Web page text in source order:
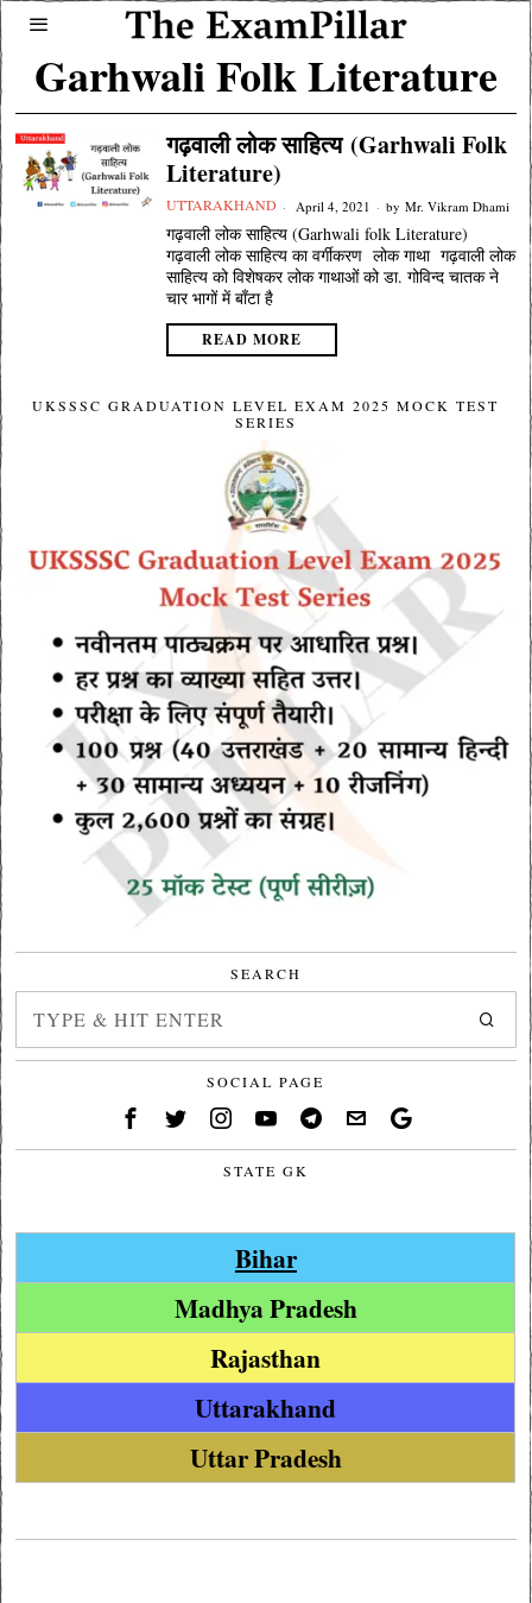
Garhwali Folk Literature
गढ़वाली लोक साहित्य (Garhwali Folk
Literature)
UTTARAKHAND April 4, 2021 by Mr. Vikram Dhami
गढ़वाली लोक साहित्य (Garhwali folk Literature)
गढ़वाली लोक साहित्य का वर्गीकरण लोक गाथा गढ़वाली लोक
साहित्य को विशेषकर लोक गाथाओं को डा. गोविन्द चातक ने
चार भागों में बाँटा है
READ MORE
UKSSSC GRADUATION LEVEL EXAM 2025 MOCK TEST
SERIES
SEARCH
SOCIAL PAGE
STATE GK
Bihar
Madhya Pradesh
Rajasthan
Uttarakhand
Uttar Pradesh